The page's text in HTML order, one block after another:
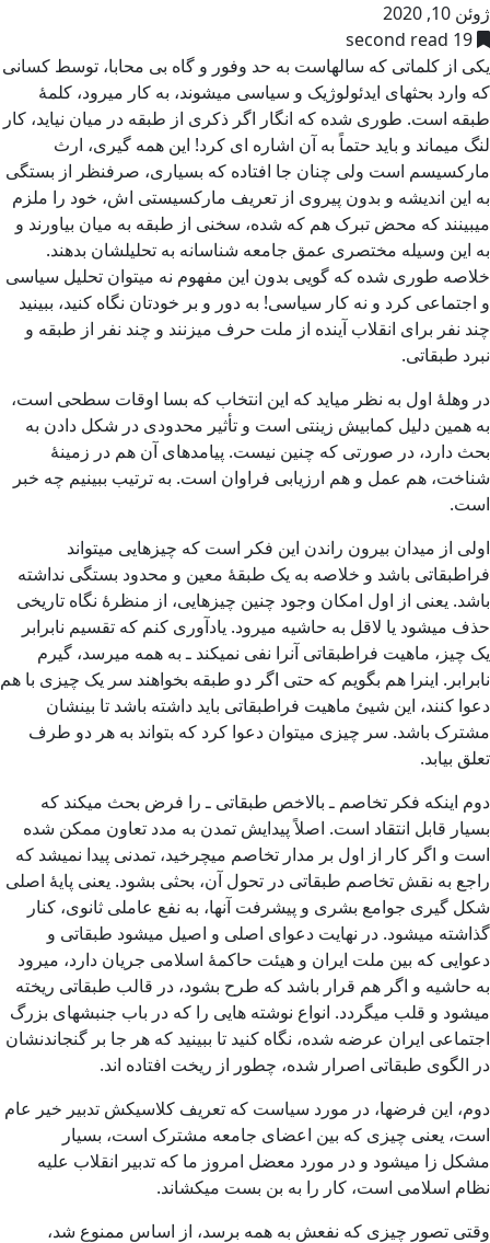
ژوئن 10, 2020
19 second read
یکی از کلماتی که سالهاست به حد وفور و گاه بی محابا، توسط کسانی
که وارد بحثهای ایدئولوژیک و سیاسی میشوند، به کار میرود، کلمۀ
طبقه است. طوری شده که انگار اگر ذکری از طبقه در میان نیاید، کار
لنگ میماند و باید حتماً به آن اشاره ای کرد! این همه گیری، ارث
مارکسیسم است ولی چنان جا افتاده که بسیاری، صرفنظر از بستگی
به این اندیشه و بدون پیروی از تعریف مارکسیستی اش، خود را ملزم
میبینند که محض تبرک هم که شده، سخنی از طبقه به میان بیاورند و
به این وسیله مختصری عمق جامعه شناسانه به تحلیلشان بدهند.
خلاصه طوری شده که گویی بدون این مفهوم نه میتوان تحلیل سیاسی
و اجتماعی کرد و نه کار سیاسی! به دور و بر خودتان نگاه کنید، ببینید
چند نفر برای انقلاب آینده از ملت حرف میزنند و چند نفر از طبقه و
نبرد طبقاتی.
در وهلۀ اول به نظر میاید که این انتخاب که بسا اوقات سطحی است،
به همین دلیل کمابیش زینتی است و تأثیر محدودی در شکل دادن به
بحث دارد، در صورتی که چنین نیست. پیامدهای آن هم در زمینۀ
شناخت، هم عمل و هم ارزیابی فراوان است. به ترتیب ببینیم چه خبر
است.
اولی از میدان بیرون راندن این فکر است که چیزهایی میتواند
فراطبقاتی باشد و خلاصه به یک طبقۀ معین و محدود بستگی نداشته
باشد. یعنی از اول امکان وجود چنین چیزهایی، از منظرۀ نگاه تاریخی
حذف میشود یا لاقل به حاشیه میرود. یادآوری کنم که تقسیم نابرابر
یک چیز، ماهیت فراطبقاتی آنرا نفی نمیکند ـ به همه میرسد، گیرم
نابرابر. اینرا هم بگویم که حتی اگر دو طبقه بخواهند سر یک چیزی با هم
دعوا کنند، این شیئ ماهیت فراطبقاتی باید داشته باشد تا بینشان
مشترک باشد. سر چیزی میتوان دعوا کرد که بتواند به هر دو طرف
تعلق بیابد.
دوم اینکه فکر تخاصم ـ بالاخص طبقاتی ـ را فرض بحث میکند که
بسیار قابل انتقاد است. اصلاً پیدایش تمدن به مدد تعاون ممکن شده
است و اگر کار از اول بر مدار تخاصم میچرخید، تمدنی پیدا نمیشد که
راجع به نقش تخاصم طبقاتی در تحول آن، بحثی بشود. یعنی پایۀ اصلی
شکل گیری جوامع بشری و پیشرفت آنها، به نفع عاملی ثانوی، کنار
گذاشته میشود. در نهایت دعوای اصلی و اصیل میشود طبقاتی و
دعوایی که بین ملت ایران و هیئت حاکمۀ اسلامی جریان دارد، میرود
به حاشیه و اگر هم قرار باشد که طرح بشود، در قالب طبقاتی ریخته
میشود و قلب میگردد. انواع نوشته هایی را که در باب جنبشهای بزرگ
اجتماعی ایران عرضه شده، نگاه کنید تا ببینید که هر جا بر گنجاندنشان
در الگوی طبقاتی اصرار شده، چطور از ریخت افتاده اند.
دوم، این فرضها، در مورد سیاست که تعریف کلاسیکش تدبیر خیر عام
است، یعنی چیزی که بین اعضای جامعه مشترک است، بسیار
مشکل زا میشود و در مورد معضل امروز ما که تدبیر انقلاب علیه
نظام اسلامی است، کار را به بن بست میکشاند.
وقتی تصور چیزی که نفعش به همه برسد، از اساس ممنوع شد،